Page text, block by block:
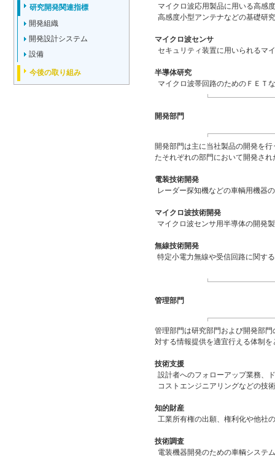
マイクロ波応用製品に用いる高感
高感度小型アンテナなどの基礎研
マイクロ波センサ
セキュリティ装置に用いられるマ
半導体研究
マイクロ波帯回路のためのＦＥＴ
開発部門
開発部門は主に当社製品の開発を
たそれぞれの部門において開発さ
電装技術開発
レーダー探知機などの車輌用機器
マイクロ波技術開発
マイクロ波センサ用半導体の開発
無線技術開発
特定小電力無線や受信回路に関す
管理部門
管理部門は研究部門および開発部
対する情報提供を適宜行える体制
技術支援
設計者へのフォローアップ業務、
コストエンジニアリングなどの技
知的財産
工業所有権の出願、権利化や他社
技術調査
電装機器開発のための車輌システ
研究開発関連指標
開発組織
開発設計システム
設備
今後の取り組み